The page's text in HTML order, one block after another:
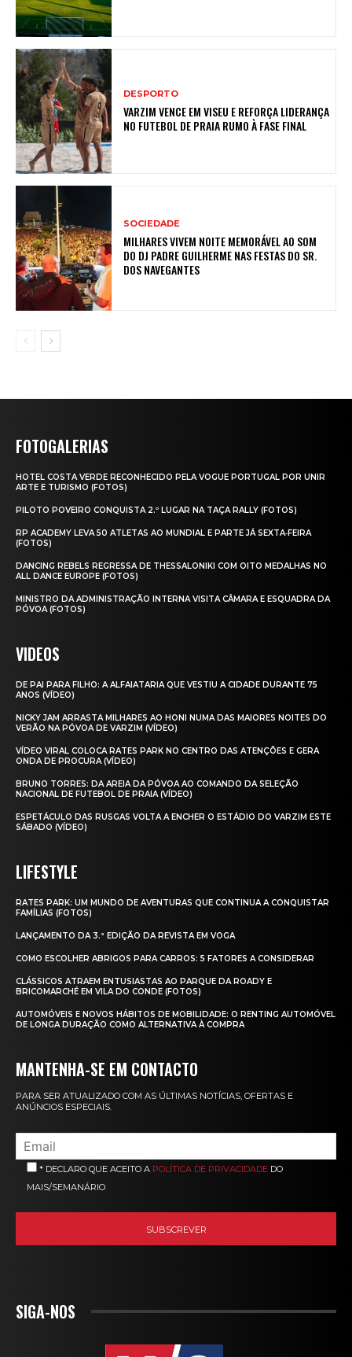
DESPORTO
VARZIM VENCE EM VISEU E REFORÇA LIDERANÇA
NO FUTEBOL DE PRAIA RUMO À FASE FINAL
SOCIEDADE
MILHARES VIVEM NOITE MEMORÁVEL AO SOM
DO DJ PADRE GUILHERME NAS FESTAS DO SR.
DOS NAVEGANTES
FOTOGALERIAS
HOTEL COSTA VERDE RECONHECIDO PELA VOGUE PORTUGAL POR UNIR
ARTE E TURISMO (FOTOS)
PILOTO POVEIRO CONQUISTA 2.º LUGAR NA TAÇA RALLY (FOTOS)
RP ACADEMY LEVA 50 ATLETAS AO MUNDIAL E PARTE JÁ SEXTA‑FEIRA
(FOTOS)
DANCING REBELS REGRESSA DE THESSALONIKI COM OITO MEDALHAS NO
ALL DANCE EUROPE (FOTOS)
MINISTRO DA ADMINISTRAÇÃO INTERNA VISITA CÂMARA E ESQUADRA DA
PÓVOA (FOTOS)
VIDEOS
DE PAI PARA FILHO: A ALFAIATARIA QUE VESTIU A CIDADE DURANTE 75
ANOS (VÍDEO)
NICKY JAM ARRASTA MILHARES AO HONI NUMA DAS MAIORES NOITES DO
VERÃO NA PÓVOA DE VARZIM (VÍDEO)
VÍDEO VIRAL COLOCA RATES PARK NO CENTRO DAS ATENÇÕES E GERA
ONDA DE PROCURA (VÍDEO)
BRUNO TORRES: DA AREIA DA PÓVOA AO COMANDO DA SELEÇÃO
NACIONAL DE FUTEBOL DE PRAIA (VÍDEO)
ESPETÁCULO DAS RUSGAS VOLTA A ENCHER O ESTÁDIO DO VARZIM ESTE
SÁBADO (VÍDEO)
LIFESTYLE
RATES PARK: UM MUNDO DE AVENTURAS QUE CONTINUA A CONQUISTAR
FAMÍLIAS (FOTOS)
LANÇAMENTO DA 3.ª EDIÇÃO DA REVISTA EM VOGA
COMO ESCOLHER ABRIGOS PARA CARROS: 5 FATORES A CONSIDERAR
CLÁSSICOS ATRAEM ENTUSIASTAS AO PARQUE DA ROADY E
BRICOMARCHÉ EM VILA DO CONDE (FOTOS)
AUTOMÓVEIS E NOVOS HÁBITOS DE MOBILIDADE: O RENTING AUTOMÓVEL
DE LONGA DURAÇÃO COMO ALTERNATIVA À COMPRA
MANTENHA-SE EM CONTACTO
PARA SER ATUALIZADO COM AS ÚLTIMAS NOTÍCIAS, OFERTAS E
ANÚNCIOS ESPECIAIS.
* DECLARO QUE ACEITO A POLÍTICA DE PRIVACIDADE DO
MAIS/SEMANÁRIO
SIGA-NOS